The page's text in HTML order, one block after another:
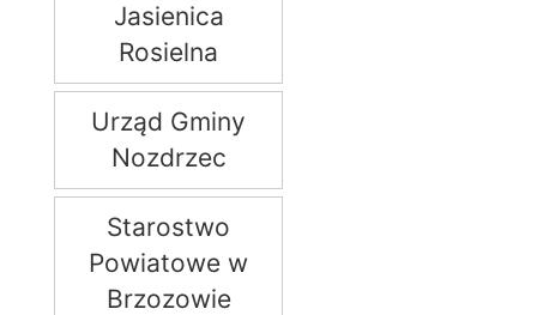
Jasienica
Rosielna
Urząd Gminy
Nozdrzec
Starostwo
Powiatowe w
Brzozowie